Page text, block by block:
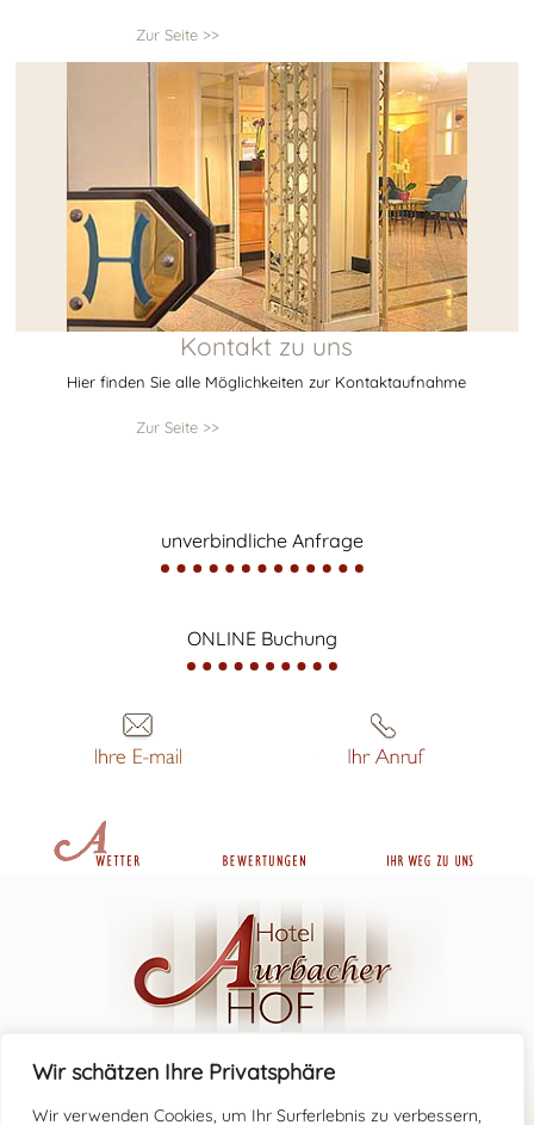
Wir schätzen Ihre Privatsphäre
Wir verwenden Cookies, um Ihr Surferlebnis zu verbessern,
Zur Seite >>
Kontakt zu uns
Hier finden Sie alle Möglichkeiten zur Kontaktaufnahme
Zur Seite >>
unverbindliche Anfrage
ONLINE Buchung
Aurbacher Hof